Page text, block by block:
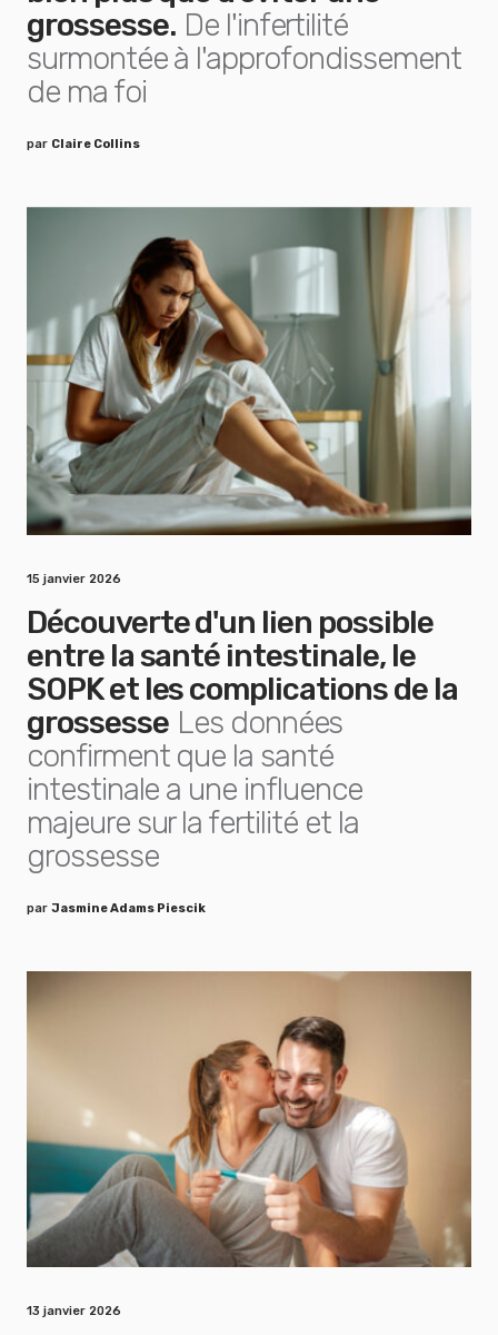
grossesse. De l'infertilité
surmontée à l'approfondissement
de ma foi
par Claire Collins
15 janvier 2026
Découverte d'un lien possible
entre la santé intestinale, le
SOPK et les complications de la
grossesse Les données
confirment que la santé
intestinale a une influence
majeure sur la fertilité et la
grossesse
par Jasmine Adams Piescik
13 janvier 2026